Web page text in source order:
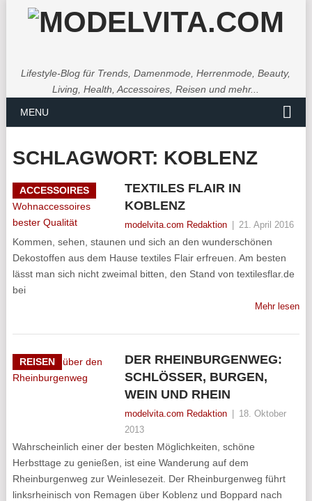
Lifestyle-Blog für Trends, Damenmode, Herrenmode, Beauty,
Living, Health, Accessoires, Reisen und mehr...
MENU
SCHLAGWORT: KOBLENZ
ACCESSOIRES
TEXTILES FLAIR IN
KOBLENZ
modelvita.com Redaktion 21. April 2016
Kommen, sehen, staunen und sich an den wunderschönen
Dekostoffen aus dem Hause textiles Flair erfreuen. Am besten
lässt man sich nicht zweimal bitten, den Stand von textilesflar.de
bei
Mehr lesen
REISEN
DER RHEINBURGENWEG:
SCHLÖSSER, BURGEN,
WEIN UND RHEIN
modelvita.com Redaktion
18. Oktober
2013
Wahrscheinlich einer der besten Möglichkeiten, schöne
Herbsttage zu genießen, ist eine Wanderung auf dem
Rheinburgenweg zur Weinlesezeit. Der Rheinburgenweg führt
linksrheinisch von Remagen über Koblenz und Boppard nach